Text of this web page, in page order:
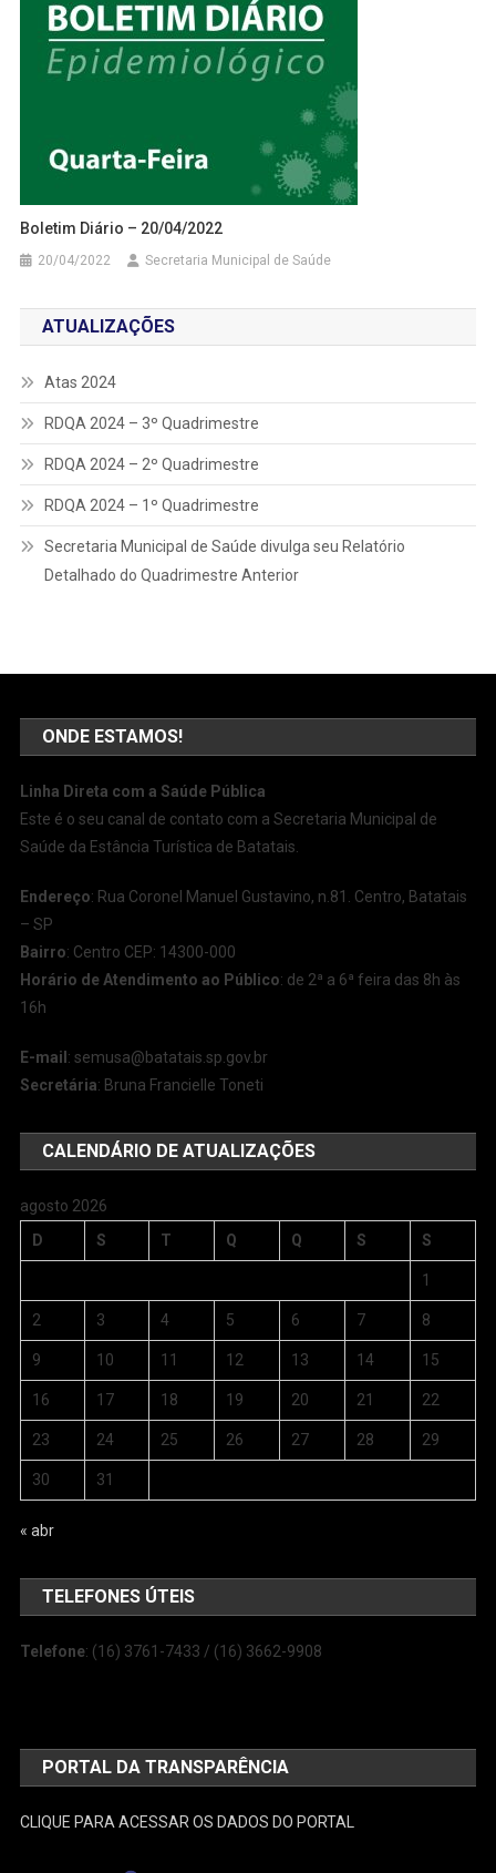
Boletim Diário – 20/04/2022
20/04/2022 Secretaria Municipal de Saúde
ATUALIZAÇÕES
Atas 2024
RDQA 2024 – 3º Quadrimestre
RDQA 2024 – 2º Quadrimestre
RDQA 2024 – 1º Quadrimestre
Secretaria Municipal de Saúde divulga seu Relatório
Detalhado do Quadrimestre Anterior
ONDE ESTAMOS!
Linha Direta com a Saúde Pública
Este é o seu canal de contato com a Secretaria Municipal de
Saúde da Estância Turística de Batatais.
Endereço: Rua Coronel Manuel Gustavino, n.81. Centro, Batatais
– SP
Bairro: Centro CEP: 14300-000
Horário de Atendimento ao Público: de 2ª a 6ª feira das 8h às
16h
E-mail :semusa@batatais.sp.gov.br
Secretária: Bruna Francielle Toneti
CALENDÁRIO DE ATUALIZAÇÕES
agosto 2026
D
S T Q Q S S
1
2 3 4 5 6 7 8
9 10 11 12 13 14 15
16 17 18 19 20 21 22
23 24 25 26 27 28 29
30 31
« abr
TELEFONES ÚTEIS
Telefone: (16) 3761-7433 / (16) 3662-9908
PORTAL DA TRANSPARÊNCIA
CLIQUE PARA ACESSAR OS DADOS DO PORTAL